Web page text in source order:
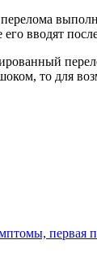
вводят
то для
первая